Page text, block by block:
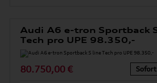
Audi A6 e-tron Sportback
Tech pro UPE 98.350,-
80.750,00 €